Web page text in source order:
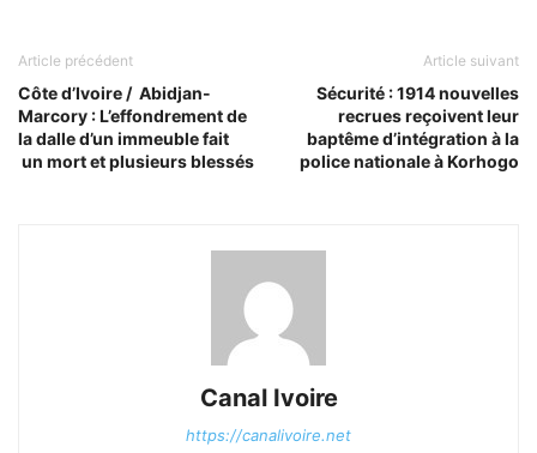
Article précédent
Côte d’Ivoire / Abidjan-
Marcory : L’effondrement de
la dalle d’un immeuble fait
un mort et plusieurs blessés
Article suivant
Sécurité : 1914 nouvelles
recrues reçoivent leur
baptême d’intégration à la
police nationale à Korhogo
Canal Ivoire
https://canalivoire.net